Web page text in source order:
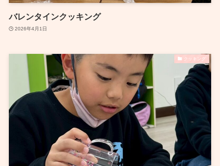
バレンタインクッキング
2026年4月1日
クッキング